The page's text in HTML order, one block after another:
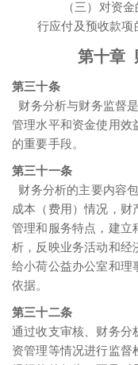
（三）对资
行应付及预收款项
第十章
第三十条
财务分析与财务监督
管理水平和资金使用效
的重要手段。
第三十一条
财务分析的主要内容
成本（费用）情况，财
管理和服务特点，建立
析，反映业务活动和经
给小荷公益办公室和理
依据。
第三十二条
通过收支审核、财务分
资管理等情况进行监督